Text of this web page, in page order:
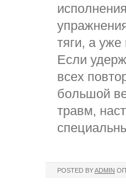
тяги, а
Если
всех
большой
травм,
POSTED BYADMIN